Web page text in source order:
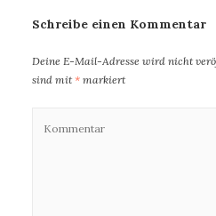
Schreibe einen Kommentar
Deine E-Mail-Adresse wird nicht
sind mit* markiert